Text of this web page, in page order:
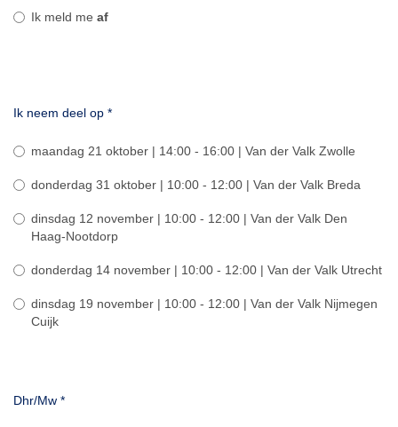
Ik meld me af
Ik neem deel op *
maandag 21 oktober | 14:00 - 16:00 | Van der Valk Zwolle
donderdag 31 oktober | 10:00 - 12:00 | Van der Valk Breda
dinsdag 12 november | 10:00 - 12:00 | Van der Valk Den
Haag-Nootdorp
donderdag 14 november | 10:00 - 12:00 | Van der Valk Utrecht
dinsdag 19 november | 10:00 - 12:00 | Van der Valk Nijmegen
Cuijk
Dhr/Mw *